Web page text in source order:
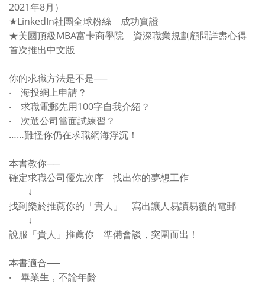
2021年8月）
★LinkedIn社團全球粉絲 成功實證
★美國頂級MBA富卡商學院 資深職業規劃顧問詳盡心得
首次推出中文版
你的求職方法是不是──
‧
海投網上申請？
‧
求職電郵先用100字自我介紹？
‧
次選公司當面試練習？
……難怪你仍在求職網海浮沉！
本書教你──
確定求職公司優先次序 找出你的夢想工作
↓
找到樂於推薦你的「貴人」 寫出讓人易讀易覆的電郵
↓
說服「貴人」推薦你 準備會談，突圍而出！
本書適合──
‧
畢業生，不論年齡